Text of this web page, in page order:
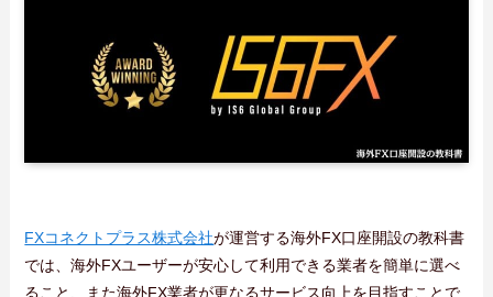
FXコネクトプラス株式会社が運営する海外FX口座開設の教科書
では、海外FXユーザーが安心して利用できる業者を簡単に選べ
ること、また海外FX業者が更なるサービス向上を目指すことで